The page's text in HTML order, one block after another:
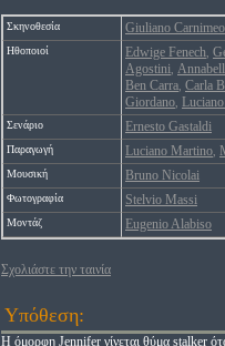
Σκηνοθεσία Giuliano Carnimeo
Ηθοποιοί Edwige Fenech
Agostini
Ben Carra Carla
Giordano
Σενάριο Ernesto Gastaldi
Παραγωγή Luciano Martino
Μουσική Bruno Nicolai
Φωτογραφία Stelvio Massi
Μοντάζ Eugenio Alabiso
Σχολιάστε την ταινία
Υπόθεση:
Η όμορφη Jennifer γίνεται θύμα stalker